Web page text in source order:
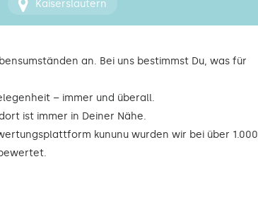
Kaiserslautern
an. Bei uns bestimmst Du, was für
– immer und überall.
ist immer in Deiner Nähe.
kununu wurden wir bei über 1.000